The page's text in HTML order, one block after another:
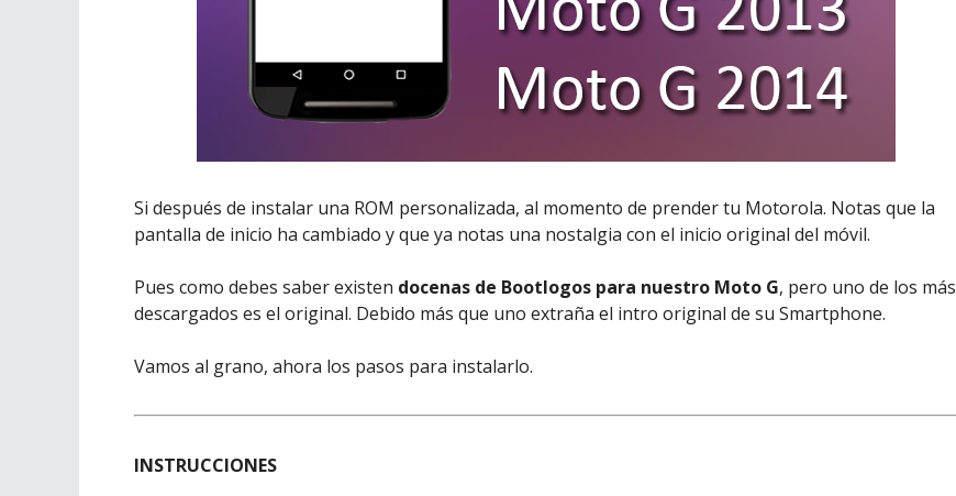
Si después de instalar una ROM personalizada, al momento de prender tu Motorola. Notas que la
pantalla de inicio ha cambiado y que ya notas una nostalgia con el inicio original del móvil.
Pues como debes saber existen docenas de Bootlogos para nuestro Moto G, pero uno de los más
descargados es el original. Debido más que uno extraña el intro original de su Smartphone.
Vamos al grano, ahora los pasos para instalarlo.
INSTRUCCIONES